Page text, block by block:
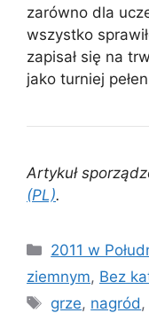
zarówno dla
wszystko
zapisał się na
jako turniej
Artykuł
(PL).
Kategorie
2011 w
ziemnym, Bez
Tagi
grze, nagród ,